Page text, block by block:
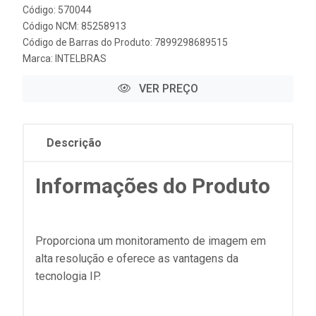
Código: 570044
Código NCM: 85258913
Código de Barras do Produto: 7899298689515
Marca: INTELBRAS
VER PREÇO
Descrição
Informações do Produto
Proporciona um monitoramento de imagem em
alta resolução e oferece as vantagens da
tecnologia IP.